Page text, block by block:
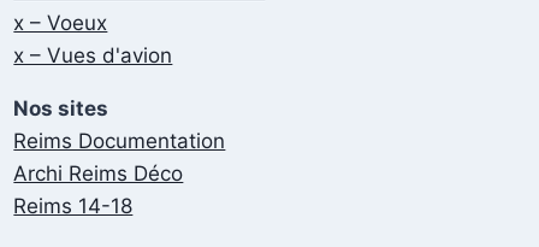
x – Voeux
x – Vues d'avion
Nos sites
Reims Documentation
Archi Reims Déco
Reims 14-18